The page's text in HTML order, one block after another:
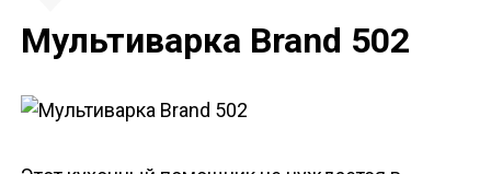
Мультиварка Brand 502